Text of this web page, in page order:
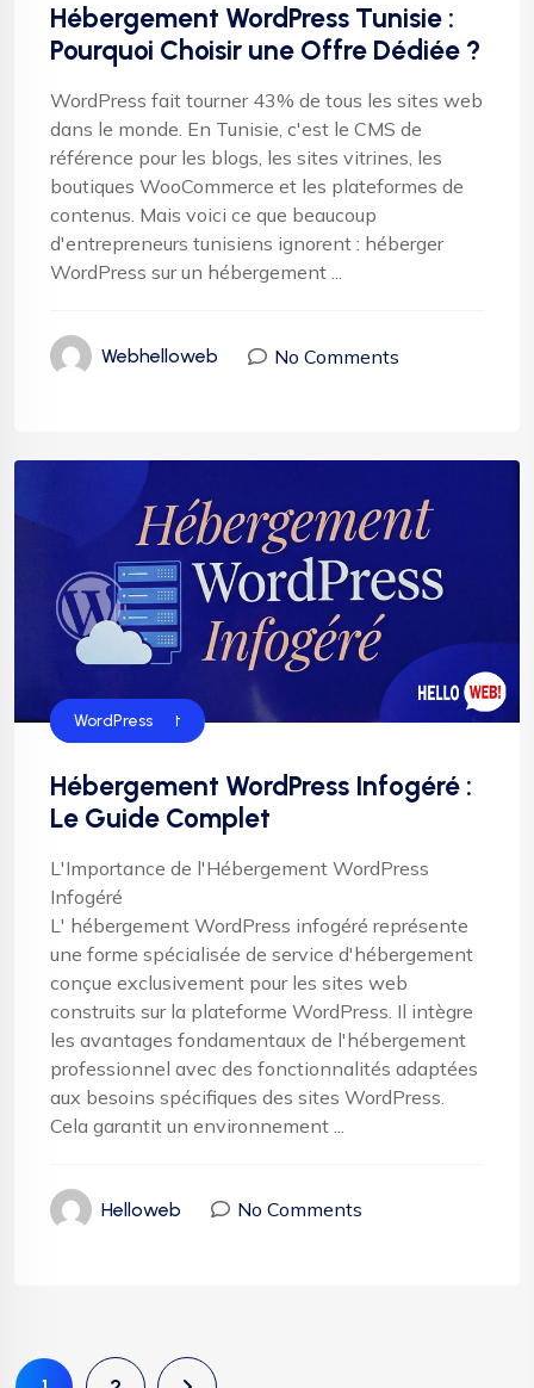
Hébergement WordPress Tunisie :
Pourquoi Choisir une Offre Dédiée ?
WordPress fait tourner 43% de tous les sites web
dans le monde. En Tunisie, c'est le CMS de
référence pour les blogs, les sites vitrines, les
boutiques WooCommerce et les plateformes de
contenus. Mais voici ce que beaucoup
d'entrepreneurs tunisiens ignorent : héberger
WordPress sur un hébergement ...
Webhelloweb No Comments
Hébergement
WordPress
Hébergement WordPress Infogéré :
Le Guide Complet
L'Importance de l'Hébergement WordPress
Infogéré
L' hébergement WordPress infogéré représente
une forme spécialisée de service d'hébergement
conçue exclusivement pour les sites web
construits sur la plateforme WordPress. Il intègre
les avantages fondamentaux de l'hébergement
professionnel avec des fonctionnalités adaptées
aux besoins spécifiques des sites WordPress.
Cela garantit un environnement ...
Helloweb No Comments